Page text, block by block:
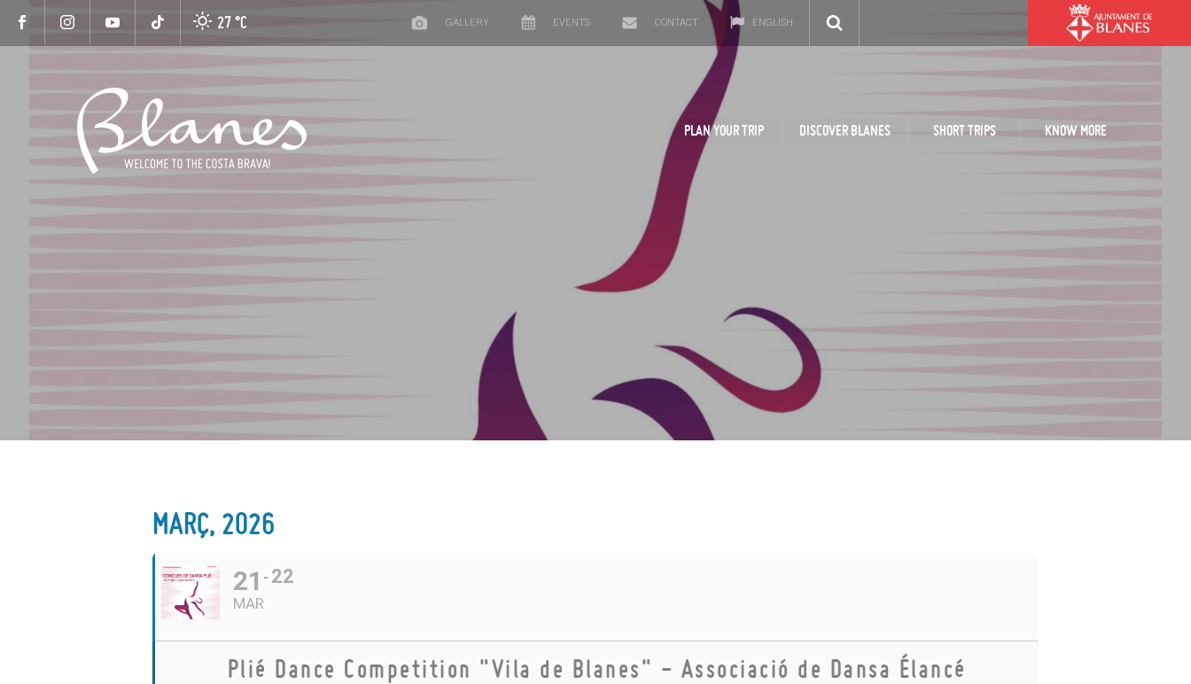
27 °C GALLERY EVENTS CONTACT ENGLISH
PLAN YOUR TRIP DISCOVER BLANES SHORT TRIPS KNOW MORE
MARÇ, 2026
21
MAR
22
Plié Dance Competition "Vila de Blanes" - Associació de Dansa Élancé